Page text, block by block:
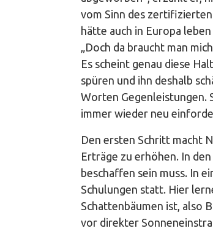
vom Sinn des zertifizierten
hätte auch in Europa
„Doch da braucht man
Es scheint genau diese
spüren und ihn deshalb
Worten Gegenleistungen.
immer wieder neu
Den ersten Schritt macht
Erträge zu erhöhen. In
beschaffen sein muss. In
Schulungen statt. Hier
Schattenbäumen ist, also
vor direkter